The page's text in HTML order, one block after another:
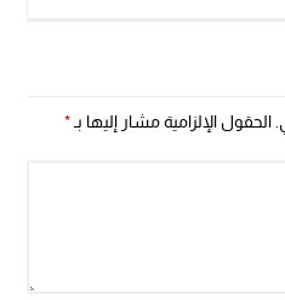
الحقول الإلزامية مشار إليها بـ*